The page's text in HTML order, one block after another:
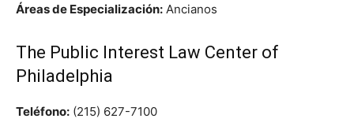
Áreas de Especialización: Ancianos
The Public Interest Law Center of
Philadelphia
Teléfono: (215) 627-7100